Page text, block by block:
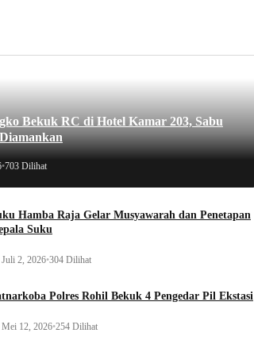
Bekuk RC di Hotel Kamar 203, Sabu
•703 Dilihat
Hamba Raja Gelar Musyawarah dan Penetapan
Suku
Juli 2, 2026•304 Dilihat
Polres Rohil Bekuk 4 Pengedar Pil Ekstasi
Mei 12, 2026•254 Dilihat